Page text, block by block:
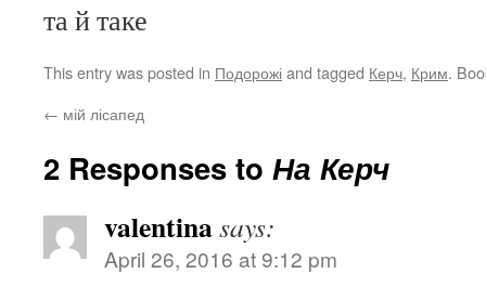
та й таке
This entry was posted in Подорожіand tagged Керч, Крим.
← мій лісапед
2 Responses to На Керч
valentinasays:
April 26, 2016 at 9:12 pm